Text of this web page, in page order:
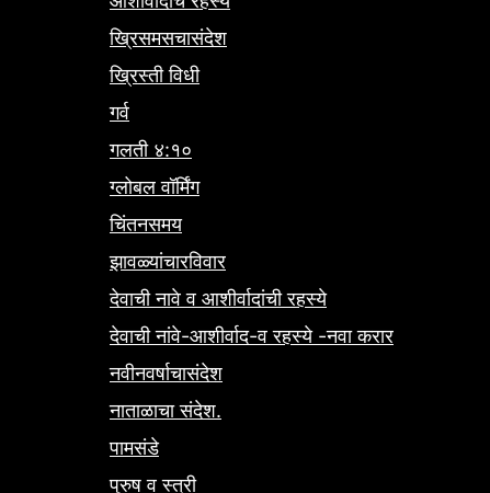
ख्रिसमसचासंदेश
ख्रिस्ती विधी
गर्व
गलती ४:१०
ग्लोबल वॉर्मिंग
चिंतनसमय
झावळ्यांचारविवार
देवाची नावे व आशीर्वादांची रहस्ये
देवाची नांवे-आशीर्वाद-व रहस्ये -नवा करार
नवीनवर्षाचासंदेश
नाताळाचा संदेश.
पामसंडे
पुरुष व स्त्री